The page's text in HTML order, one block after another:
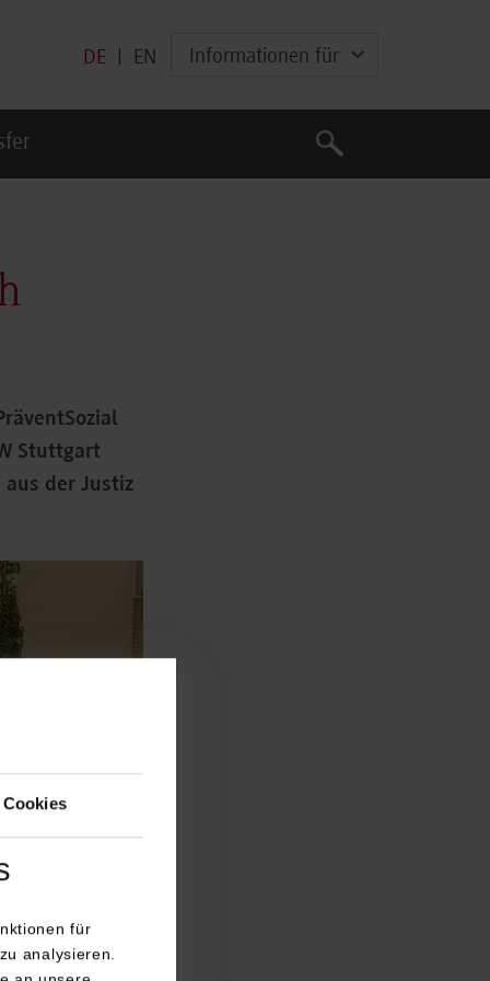
Cookies
für
analysieren.
DE EN Informationen für
Suche
Suche
Stuttgart
aus der Justiz